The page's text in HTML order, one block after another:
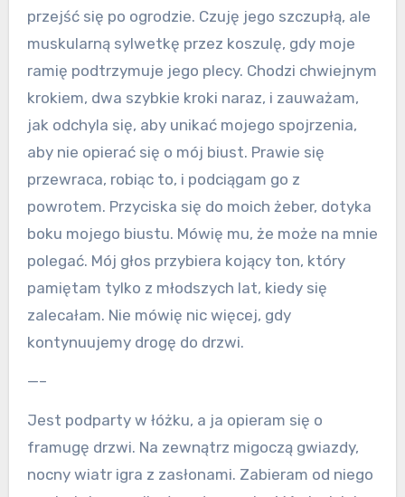
przejść się po ogrodzie. Czuję jego szczupłą, ale
muskularną sylwetkę przez koszulę, gdy moje
ramię podtrzymuje jego plecy. Chodzi chwiejnym
krokiem, dwa szybkie kroki naraz, i zauważam,
jak odchyla się, aby unikać mojego spojrzenia,
aby nie opierać się o mój biust. Prawie się
przewraca, robiąc to, i podciągam go z
powrotem. Przyciska się do moich żeber, dotyka
boku mojego biustu. Mówię mu, że może na mnie
polegać. Mój głos przybiera kojący ton, który
pamiętam tylko z młodszych lat, kiedy się
zalecałam. Nie mówię nic więcej, gdy
kontynuujemy drogę do drzwi.
—–
Jest podparty w łóżku, a ja opieram się o
framugę drzwi. Na zewnątrz migoczą gwiazdy,
nocny wiatr igra z zasłonami. Zabieram od niego